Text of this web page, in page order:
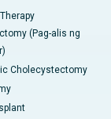
(Pag-alis ng
Cholecystectomy